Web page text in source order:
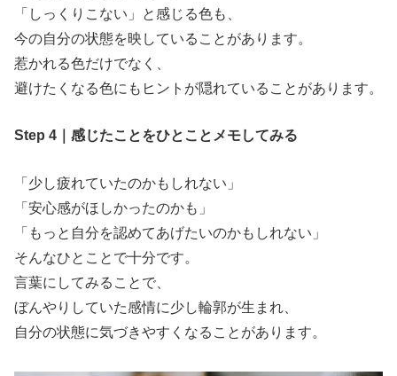
「しっくりこない」と感じる色も、
今の自分の状態を映していることがあります。
惹かれる色だけでなく、
避けたくなる色にもヒントが隠れていることがあります。
Step 4｜感じたことをひとことメモしてみる
「少し疲れていたのかもしれない」
「安心感がほしかったのかも」
「もっと自分を認めてあげたいのかもしれない」
そんなひとことで十分です。
言葉にしてみることで、
ぼんやりしていた感情に少し輪郭が生まれ、
自分の状態に気づきやすくなることがあります。